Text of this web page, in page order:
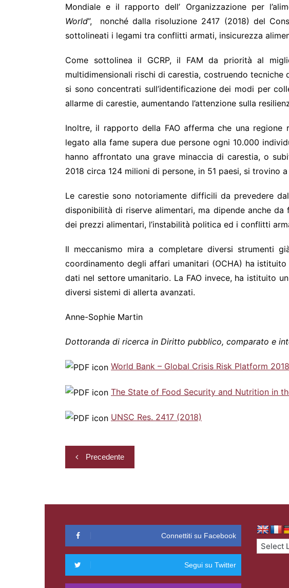
Mondiale e il rapporto dell’ Organizzazione per
World”, nonché dalla risoluzione 2417 (2018) del
sottolineati i legami tra conflitti armati, insicurezza
Come sottolinea il GCRP, il FAM da priorità al
multidimensionali rischi di carestia, costruendo
si sono concentrati sull’identificazione dei modi per
allarme di carestie, aumentando l’attenzione sulla
Inoltre, il rapporto della FAO afferma che una
legato alla fame supera due persone ogni 10.000
hanno affrontato una grave minaccia di carestia, o
2018 circa 124 milioni di persone, in 51 paesi, si trovino
Le carestie sono notoriamente difficili da prevedere
disponibilità di riserve alimentari, ma dipende anche
dei prezzi alimentari, l’instabilità politica ed i conflitti
Il meccanismo mira a completare diversi strumenti
coordinamento degli affari umanitari (OCHA) ha
dati nel settore umanitario. La FAO invece, ha istituito
diversi sistemi di allerta avanzati.
Anne-Sophie Martin
Dottoranda di ricerca in Diritto pubblico, comparato e
World Bank – Global Crisis Risk Platform 2018
The State of Food Security and Nutrition in
UNSC Res. 2417 (2018)
Navigazione
articoli
Precedente
Connettiti su Facebook
Segui su Twitter